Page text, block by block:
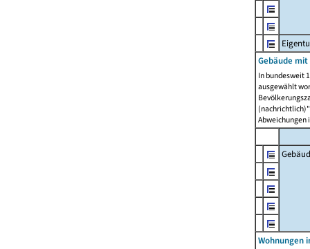
Gebäude
In bundesweit
ausgewählt
Abweichungen
Wohnungen